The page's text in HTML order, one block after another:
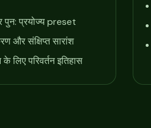
पुन: प्रयोज्य preset
और संक्षिप्त सारांश
लिए परिवर्तन इतिहास